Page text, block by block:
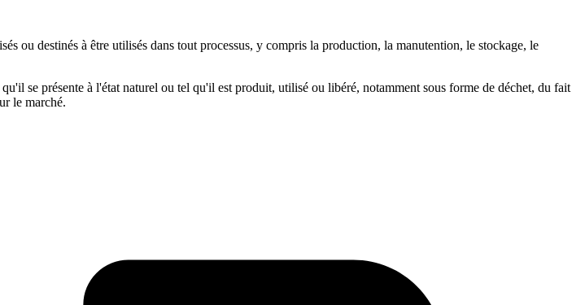
ou destinés à être utilisés dans tout processus, y compris la production, la manutention, le stockage, le
se présente à l'état naturel ou tel qu'il est produit, utilisé ou libéré, notamment sous forme de déchet, du fait
le marché.